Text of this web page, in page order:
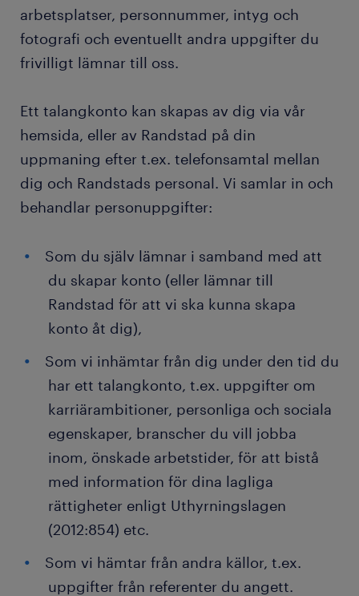
arbetsplatser, personnummer, intyg och
fotografi och eventuellt andra uppgifter du
frivilligt lämnar till oss.
Ett talangkonto kan skapas av dig via vår
hemsida, eller av Randstad på din
uppmaning efter t.ex. telefonsamtal mellan
dig och Randstads personal. Vi samlar in och
behandlar personuppgifter:
Som du själv lämnar i samband med att
du skapar konto (eller lämnar till
Randstad för att vi ska kunna skapa
konto åt dig),
Som vi inhämtar från dig under den tid du
har ett talangkonto, t.ex. uppgifter om
karriärambitioner, personliga och sociala
egenskaper, branscher du vill jobba
inom, önskade arbetstider, för att bistå
med information för dina lagliga
rättigheter enligt Uthyrningslagen
(2012:854) etc.
Som vi hämtar från andra källor, t.ex.
uppgifter från referenter du angett.